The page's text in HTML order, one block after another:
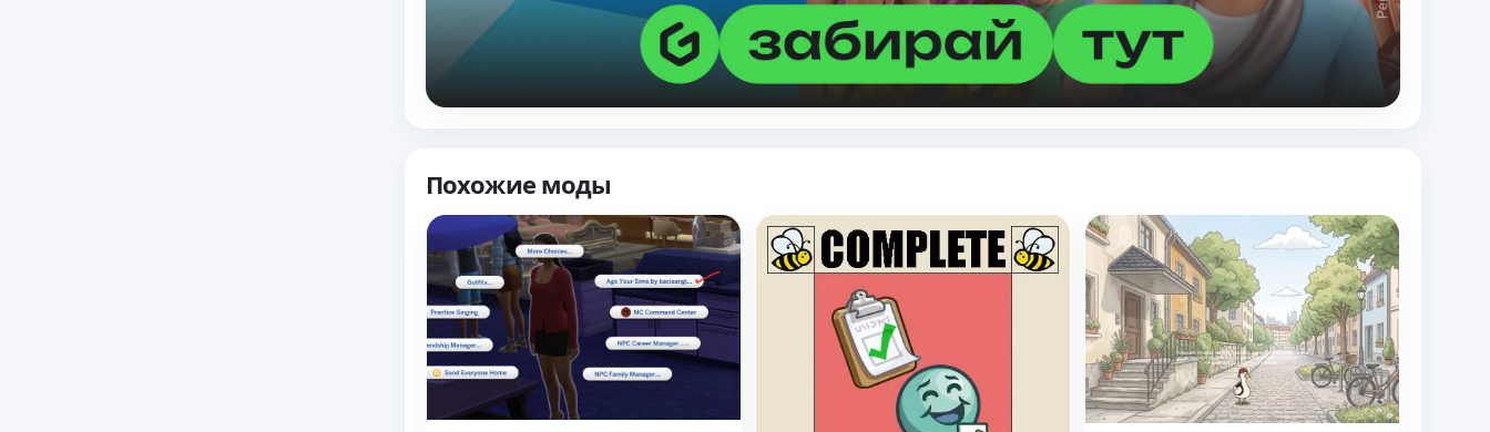
Похожие моды